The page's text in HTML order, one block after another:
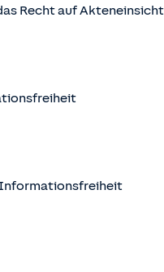
Recht auf Akteneinsicht
Informationsfreiheit